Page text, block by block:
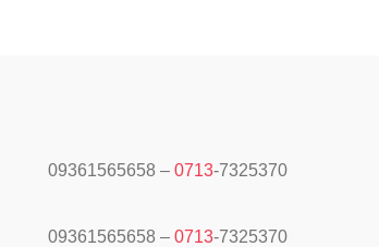
0713-7325370 – 09361565658
0713-7325370 – 09361565658